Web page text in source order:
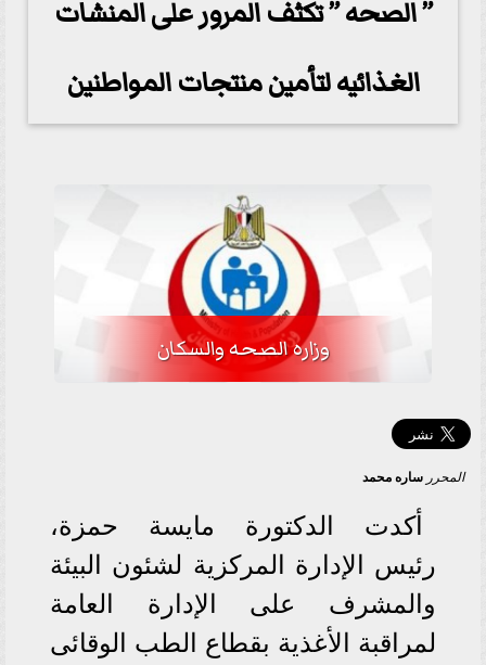
” الصحه ” تكثف المرور على المنشات
الغذائيه لتأمين منتجات المواطنين
وزاره الصحه والسكان
المحرر ساره محمد
أكدت الدكتورة مايسة حمزة،
رئيس الإدارة المركزية لشئون البيئة
والمشرف على الإدارة العامة
لمراقبة الأغذية بقطاع الطب الوقائى